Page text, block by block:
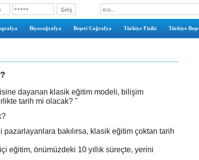
Biyocoğrafya Beşeri Coğrafya Türkiye Fiziki Türkiye
dayanan klasik eğitim modeli, bilişim
tarih mi olacak? "
bakılırsa, klasik eğitim çoktan tarih
eğitim, önümüzdeki 10 yıllık süreçte, yerini